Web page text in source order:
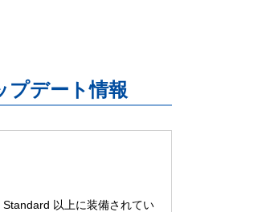
プデート情報
以上に装備されてい